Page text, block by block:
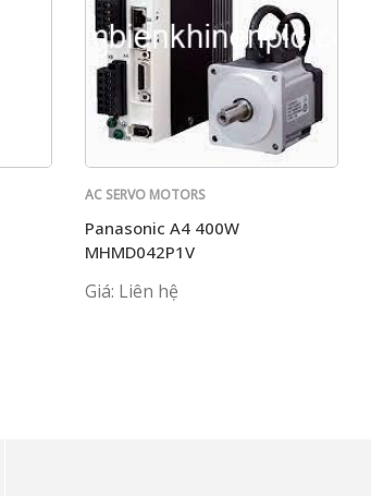
AC SERVO MOTORS
Panasonic A4 400W
MHMD042P1V
Giá: Liên hệ